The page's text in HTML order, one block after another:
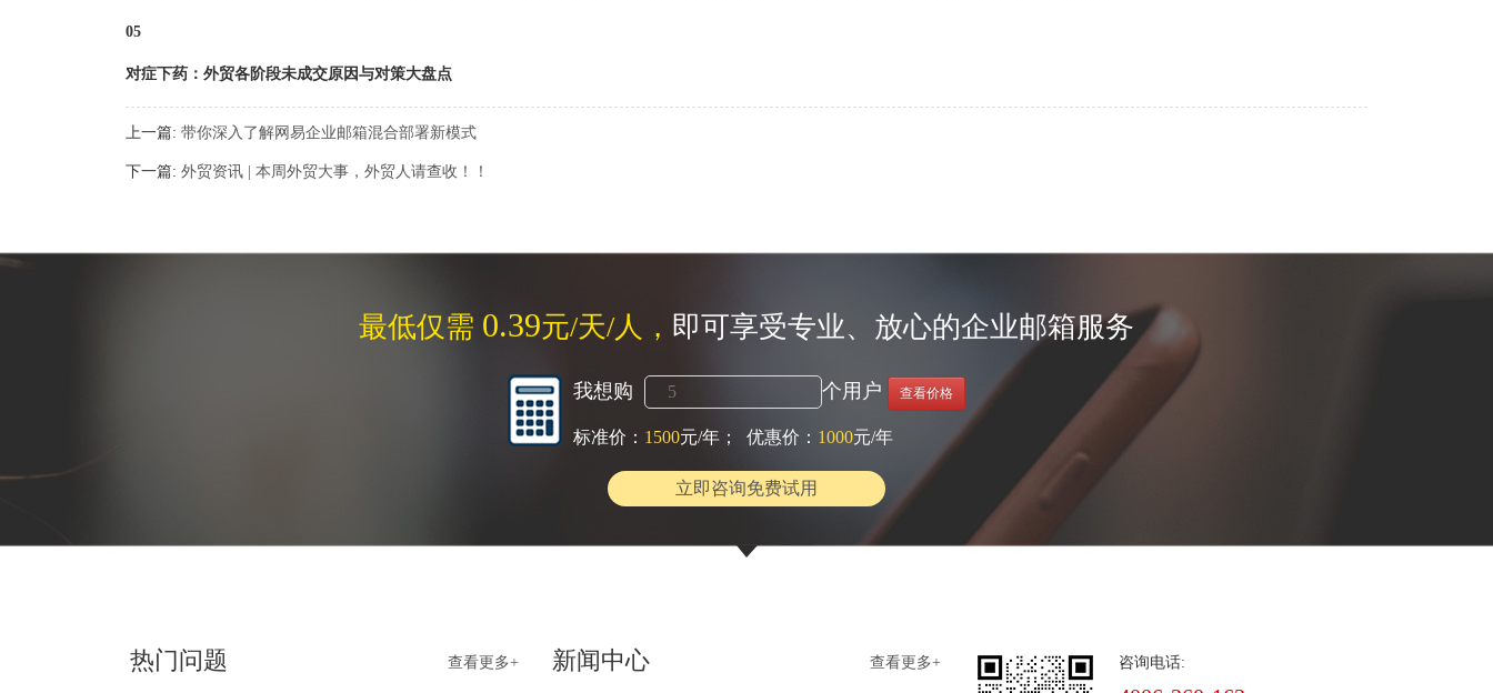
05
对症下药：外贸各阶段未成交原因与对策大盘点
上一篇:带你深入了解网易企业邮箱混合部署新模式
下一篇:外贸资讯 | 本周外贸大事，外贸人请查收！！
最低仅需 0.39元/天/人， 即可享受专业、放心的企业邮箱服务
我想购 个用户 查看价格
标准价： 1500元/年； 优惠价： 1000元/年
立即咨询免费试用
查看更多+
热门问题 查看更多+
新闻中心 咨询电话: